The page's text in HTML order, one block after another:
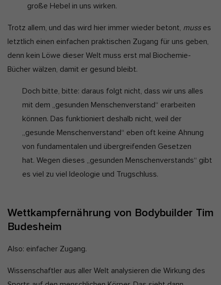
große Hebel in uns wirken.
Trotz allem, und das wird hier immer wieder betont, muss es
letztlich einen einfachen praktischen Zugang für uns geben,
denn kein Löwe dieser Welt muss erst mal Biochemie-
Bücher wälzen, damit er gesund bleibt.
Doch bitte, bitte: daraus folgt nicht, dass wir uns alles
mit dem „gesunden Menschenverstand“ erarbeiten
können. Das funktioniert deshalb nicht, weil der
„gesunde Menschenverstand“ eben oft keine Ahnung
von fundamentalen und übergreifenden Gesetzen
hat. Wegen dieses „gesunden Menschenverstands“ gibt
es viel zu viel Ideologie und Trugschluss.
Wettkampfernährung von Bodybuilder Tim
Budesheim
Also: einfacher Zugang.
Wissenschaftler aus aller Welt analysieren die Wirkung des